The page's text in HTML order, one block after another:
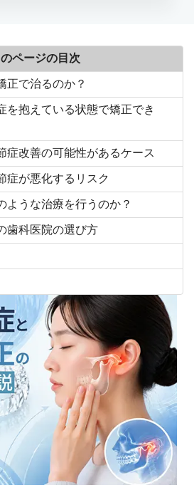
のページの目次
正で治るのか？
を抱えている状態で矯正でき
症改善の可能性があるケース
症が悪化するリスク
ような治療を行うのか？
歯科医院の選び方